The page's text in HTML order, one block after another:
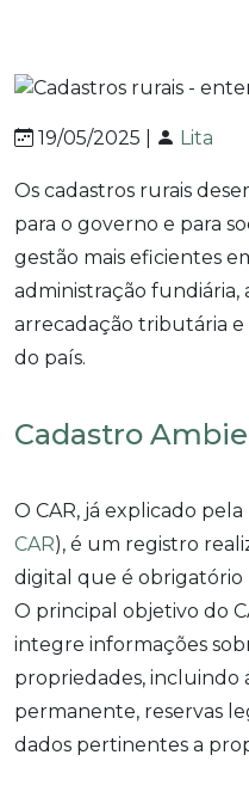
19/05/2025 | Lita
Os cadastros rurais
para o governo e para
gestão mais eficientes
administração fundiária,
arrecadação tributária
do país.
Cadastro
O CAR, já explicado pela
CAR), é um registro
digital que é obrigatório
O principal objetivo do
integre informações
propriedades, incluindo
permanente, reservas
dados pertinentes a